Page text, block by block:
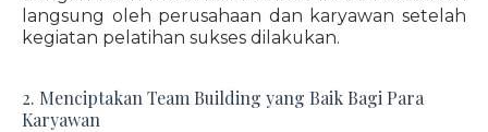
langsung oleh perusahaan dan karyawan setelah
kegiatan pelatihan sukses dilakukan.
2. Menciptakan Team Building yang Baik Bagi Para
Karyawan